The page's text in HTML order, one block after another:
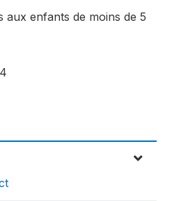
aux enfants de moins de 5